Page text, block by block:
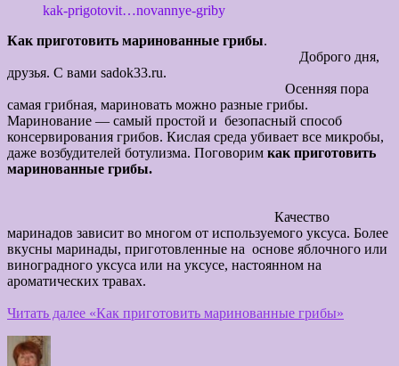
kak-prigotovit…novannye-griby
Как приготовить маринованные грибы.
Доброго дня,
друзья. С вами sadok33.ru.
Осенняя пора
самая грибная, мариновать можно разные грибы.
Маринование — самый простой и безопасный способ
консервирования грибов. Кислая среда убивает все микробы,
даже возбудителей ботулизма. Поговорим как приготовить
маринованные грибы.
Качество
маринадов зависит во многом от используемого уксуса. Более
вкусны маринады, приготовленные на основе яблочного или
виноградного уксуса или на уксусе, настоянном на
ароматических травах.
Читать далее «Как приготовить маринованные грибы»